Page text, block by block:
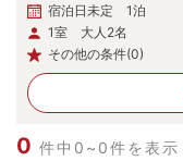
宿泊日未定 1泊
1室 大人2名
その他の条件(0)
0 件中0~0件を表示